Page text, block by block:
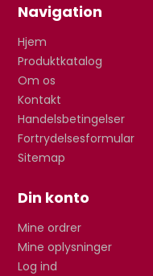
Navigation
Hjem
Produktkatalog
Om os
Kontakt
Handelsbetingelser
Fortrydelsesformular
Sitemap
Din konto
Mine ordrer
Mine oplysninger
Log ind